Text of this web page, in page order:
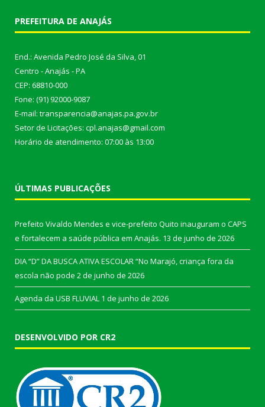
PREFEITURA DE ANAJÁS
End.: Avenida Pedro José da Silva, 01
Centro - Anajás - PA
CEP: 68810-000
Fone: (91) 92000-9087
E-mail: transparencia@anajas.pa.gov.br
Setor de Licitações: cpl.anajas@gmail.com
Horário de atendimento: 07:00 às 13:00
ÚLTIMAS PUBLICAÇÕES
Prefeito Vivaldo Mendes e vice-prefeito Quito inauguram o CAPS
e fortalecem a saúde pública em Anajás. 13 de junho de 2026
DIA “D” DA BUSCA ATIVA ESCOLAR “No Marajó, criança fora da
escola não pode 2 de junho de 2026
Agenda da USB FLUVIAL 1 de junho de 2026
DESENVOLVIDO POR CR2